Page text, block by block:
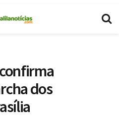
dos